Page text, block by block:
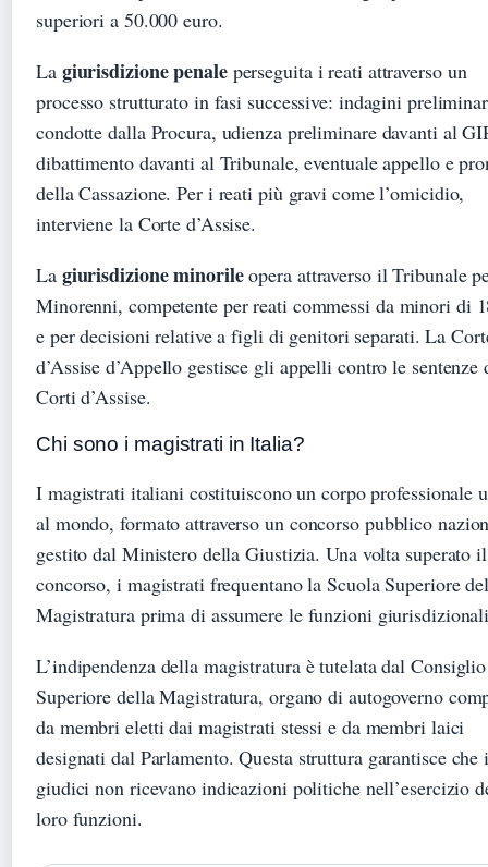
superiori a 50.000 euro.
La giurisdizione penaleperseguita i reati attraverso un
processo strutturato in fasi successive: indagini
condotte dalla Procura, udienza preliminare davanti al
dibattimento davanti al Tribunale, eventuale appello e
della Cassazione. Per i reati più gravi come l’omicidio,
interviene la Corte d’Assise.
La giurisdizione minorileopera attraverso il Tribunale
Minorenni, competente per reati commessi da minori di
e per decisioni relative a figli di genitori separati. La
d’Assise d’Appello gestisce gli appelli contro le sentenze
Corti d’Assise.
Chi sono i magistrati in Italia?
I magistrati italiani costituiscono un corpo professionale
al mondo, formato attraverso un concorso pubblico
gestito dal Ministero della Giustizia. Una volta superato il
concorso, i magistrati frequentano la Scuola Superiore
Magistratura prima di assumere le funzioni
L’indipendenza della magistratura è tutelata dal Consiglio
Superiore della Magistratura, organo di autogoverno
da membri eletti dai magistrati stessi e da membri laici
designati dal Parlamento. Questa struttura garantisce che
giudici non ricevano indicazioni politiche nell’esercizio
loro funzioni.